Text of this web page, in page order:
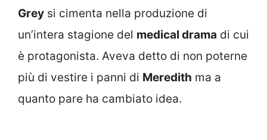
Grey si cimenta nella produzione di
un’intera stagione del medical drama di cui
è protagonista. Aveva detto di non poterne
più di vestire i panni di Meredith ma a
quanto pare ha cambiato idea.